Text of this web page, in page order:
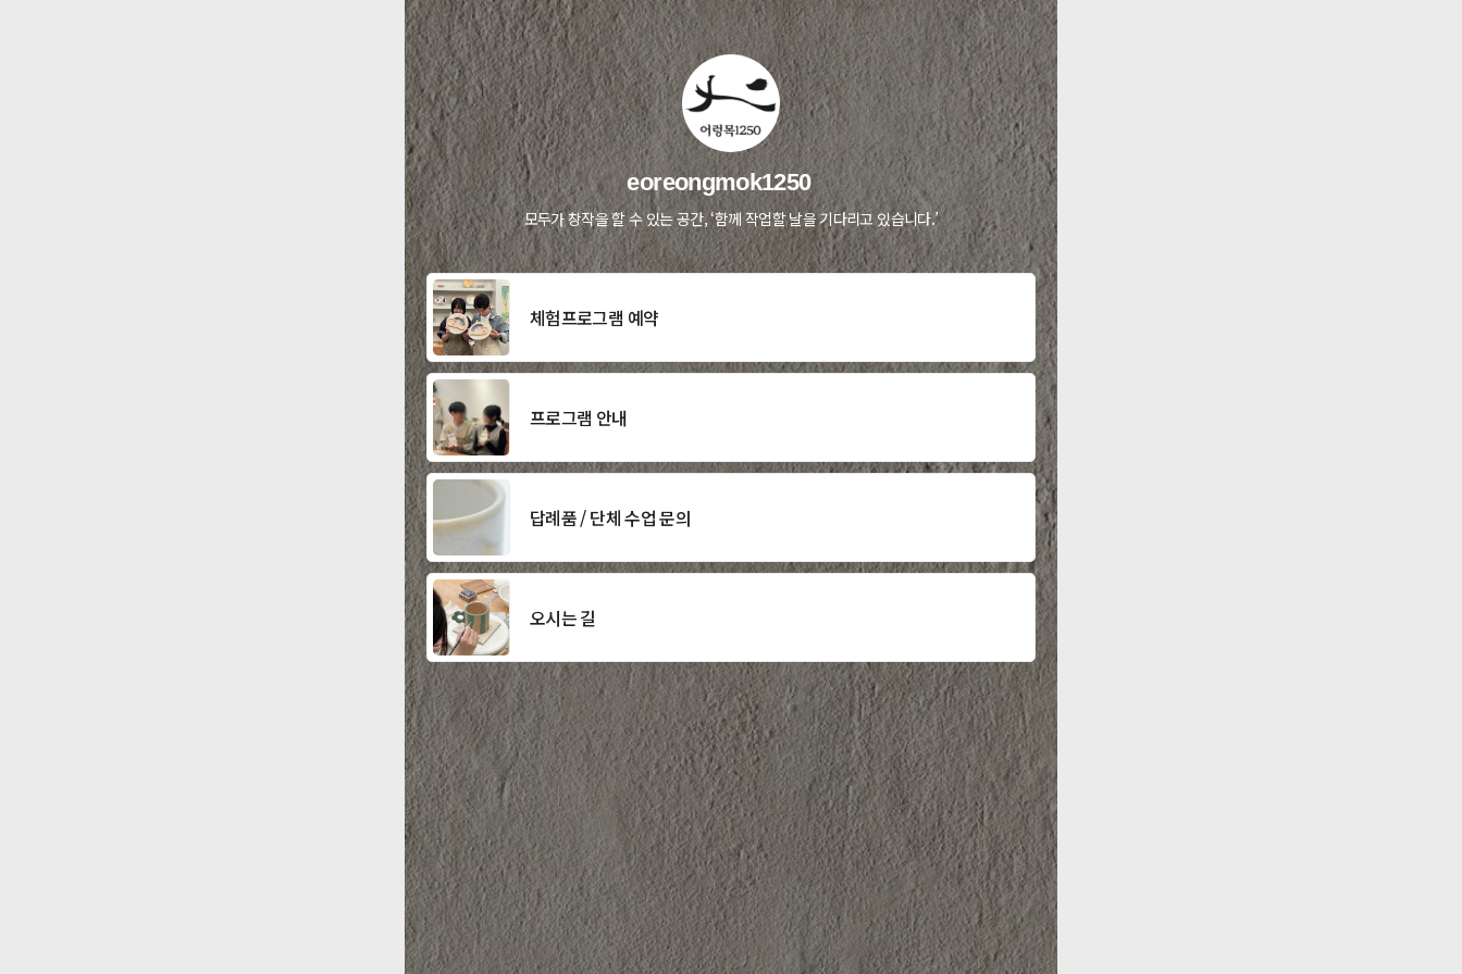
eoreongmok1250
모두가 창작을 할 수 있는 공간, ‘함께 작업할 날을 기다리고 있습니다.’
체험프로그램 예약
프로그램 안내
답례품 / 단체 수업 문의
오시는 길